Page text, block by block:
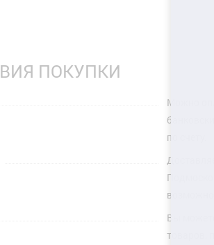
ПОКУПКИ
Можно
по счету.
Вы
товаров,